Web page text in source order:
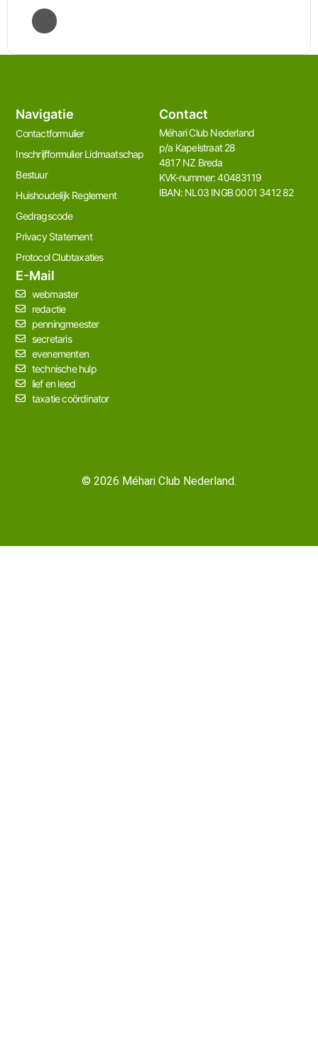
Navigatie
Contactformulier
Inschrijfformulier Lidmaatschap
Bestuur
Huishoudelijk Reglement
Gedragscode
Privacy Statement
Protocol Clubtaxaties
Contact
Méhari Club Nederland​
p/a Kapelstraat 28
4817 NZ Breda
KVK-nummer: 40483119
IBAN: NL03 INGB 0001 3412 82
E-Mail
webmaster
redactie
penningmeester
secretaris
evenementen
technische hulp
lief en leed
taxatie coördinator
© 2026 Méhari Club Nederland.